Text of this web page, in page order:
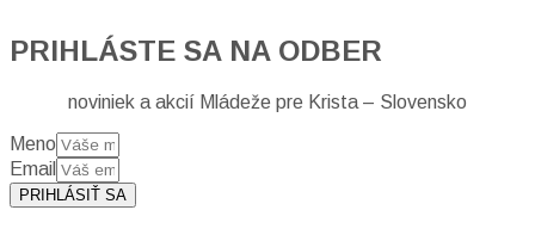
PRIHLÁSTE SA NA ODBER
noviniek a akcií Mládeže pre Krista – Slovensko
Meno
Email
PRIHLÁSIŤ SA